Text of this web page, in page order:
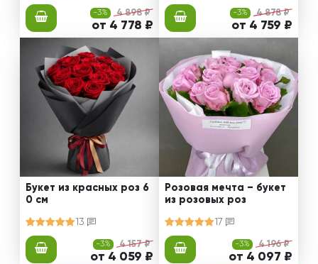
-3% 4 898 ₽
от 4 778 ₽
-3% 4 878 ₽
от 4 759 ₽
Букет из красных роз 6
0 см
13
-3% 4 157 ₽
от 4 059 ₽
Розовая мечта – букет
из розовых роз
17
-3% 4 196 ₽
от 4 097 ₽